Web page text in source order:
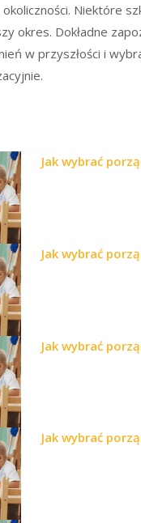
Niektóre
okres. Dokładne
w przyszłości i
Jak wybrać
Jak wybrać
Jak wybrać
Jak wybrać